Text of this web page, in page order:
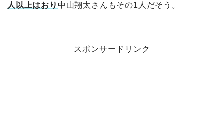
人以上はおり 中山翔太さんもその1人だそう。
スポンサードリンク